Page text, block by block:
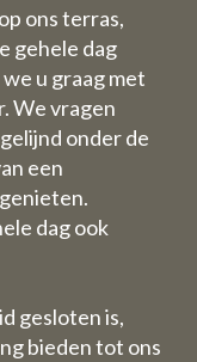
ons terras,
gehele dag
u graag met
We vragen
onder de
een
dag ook
gesloten is,
bieden tot ons
tot en
wij ook